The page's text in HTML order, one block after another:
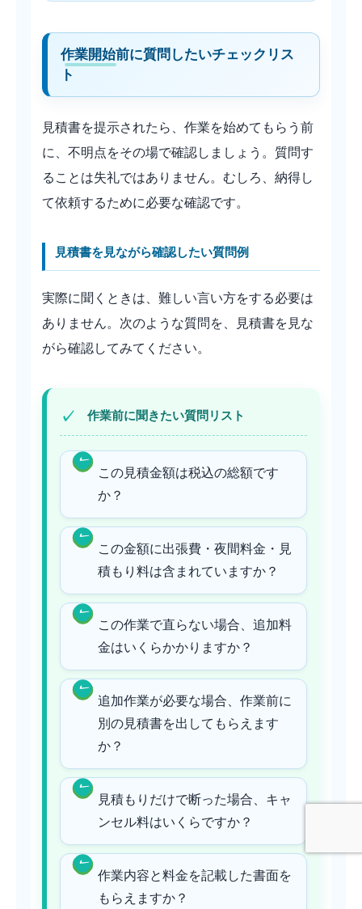
作業開始前に質問したいチェックリス
ト
見積書を提示されたら、作業を始めてもらう前
に、不明点をその場で確認しましょう。質問す
ることは失礼ではありません。むしろ、納得し
て依頼するために必要な確認です。
見積書を見ながら確認したい質問例
実際に聞くときは、難しい言い方をする必要は
ありません。次のような質問を、見積書を見な
がら確認してみてください。
作業前に聞きたい質問リスト
この見積金額は税込の総額です
か？
この金額に出張費・夜間料金・見
積もり料は含まれていますか？
この作業で直らない場合、追加料
金はいくらかかりますか？
追加作業が必要な場合、作業前に
別の見積書を出してもらえます
か？
見積もりだけで断った場合、キャ
ンセル料はいくらですか？
作業内容と料金を記載した書面を
もらえますか？